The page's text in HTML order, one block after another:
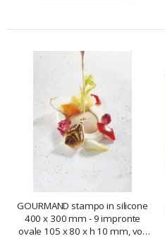
GOURMAND stampo in silicone
400 x 300 mm - 9 impronte
ovale 105 x 80 x h 10 mm, vol.